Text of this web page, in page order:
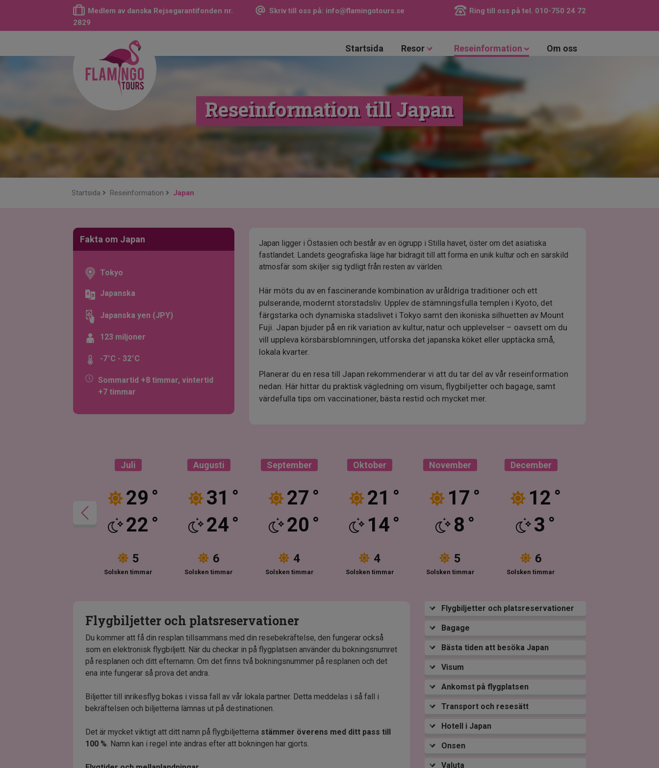
Medlem av danska Rejsegarantifonden nr.
2829
Skriv till oss på: info@flamingotours.se Ring till oss på tel. 010-750 24 72
Startsida Resor Reseinformation Om oss
Reseinformation till Japan
Startsida Reseinformation Japan
Fakta om Japan
Tokyo
Japanska
Japanska yen (JPY)
123 miljoner
-7°C - 32°C
Sommartid +8 timmar, vintertid
+7 timmar
Japan ligger i Östasien och består av en ögrupp i Stilla havet, öster om det asiatiska
fastlandet. Landets geografiska läge har bidragit till att forma en unik kultur och en särskild
atmosfär som skiljer sig tydligt från resten av världen.
Här möts du av en fascinerande kombination av uråldriga traditioner och ett
pulserande, modernt storstadsliv. Upplev de stämningsfulla templen i Kyoto, det
färgstarka och dynamiska stadslivet i Tokyo samt den ikoniska silhuetten av Mount
Fuji. Japan bjuder på en rik variation av kultur, natur och upplevelser – oavsett om du
vill uppleva körsbärsblomningen, utforska det japanska köket eller upptäcka små,
lokala kvarter.
Planerar du en resa till Japan rekommenderar vi att du tar del av vår reseinformation
nedan. Här hittar du praktisk vägledning om visum, flygbiljetter och bagage, samt
värdefulla tips om vaccinationer, bästa restid och mycket mer.
Juli
29 °
22 °
5
Solsken timmar
Augusti
31 °
24 °
6
Solsken timmar
September
27 °
20 °
4
Solsken timmar
Oktober
21 °
14 °
4
Solsken timmar
November
17 °
8 °
5
Solsken timmar
December
12 °
3 °
6
Solsken timmar
Flygbiljetter och platsreservationer
Du kommer att få din resplan tillsammans med din resebekräftelse, den fungerar också
som en elektronisk flygbiljett. När du checkar in på flygplatsen använder du bokningsnumret
på resplanen och ditt efternamn. Om det finns två bokningsnummer på resplanen och det
ena inte fungerar så prova det andra.
Biljetter till inrikesflyg bokas i vissa fall av vår lokala partner. Detta meddelas i så fall i
bekräftelsen och biljetterna lämnas ut på destinationen.
Det är mycket viktigt att ditt namn på flygbiljetterna stämmer överens med ditt pass till
100 % . Namn kan i regel inte ändras efter att bokningen har gjorts.
Flygbiljetter och platsreservationer
Bagage
Bästa tiden att besöka Japan
Visum
Ankomst på flygplatsen
Transport och resesätt
Hotell i Japan
Onsen
Valuta